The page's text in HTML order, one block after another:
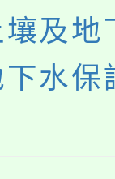
導中心
、社會
。
及地
水保